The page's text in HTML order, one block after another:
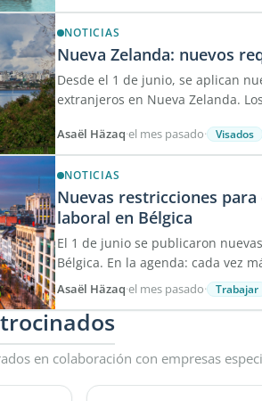
NOTICIAS
Nueva Zelanda: nuevos
Desde el 1 de junio, se aplican
extranjeros en Nueva Zelanda.
Asaël Häzaq·el mes pasado· Visados
NOTICIAS
Nuevas restricciones
laboral en Bélgica
El 1 de junio se publicaron
Bélgica. En la agenda: cada vez
Asaël Häzaq·el mes pasado· Trabajar
en colaboración con empresas